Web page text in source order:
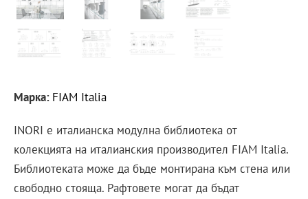
Марка: FIAM Italia
INORI е италианска модулна библиотека от
колекцията на италианския производител FIAM Italia.
Библиотеката може да бъде монтирана към стена или
свободно стояща. Рафтовете могат да бъдат